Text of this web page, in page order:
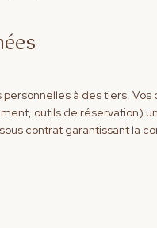
personnelles à des tiers.
outils de réservation)
contrat garantissant la